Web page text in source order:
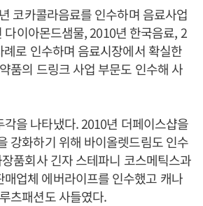
코카콜라음료를 인수하며 음료사업
다이아몬드샘물, 2010년 한국음료, 2
로 인수하며 음료시장에서 확실한
품의 드링크 사업 부문도 인수해 사
을 나타냈다. 2010년 더페이스샵을
강화하기 위해 바이올렛드림도 인수
품회사 긴자 스테파니 코스메틱스과
업체 에버라이프를 인수했고 캐나
츠패션도 사들였다.